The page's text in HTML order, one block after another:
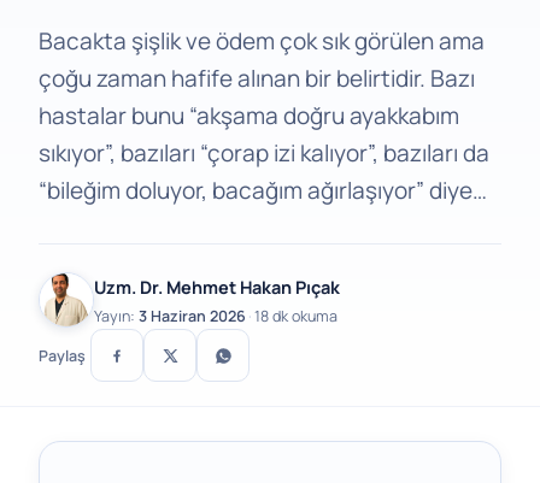
Bacakta şişlik ve ödem çok sık görülen ama
çoğu zaman hafife alınan bir belirtidir. Bazı
hastalar bunu “akşama doğru ayakkabım
sıkıyor”, bazıları “çorap izi kalıyor”, bazıları da
“bileğim doluyor, bacağım ağırlaşıyor” diye…
Uzm. Dr. Mehmet Hakan Pıçak
Yayın: 3 Haziran 2026 ·18 dk okuma
Paylaş